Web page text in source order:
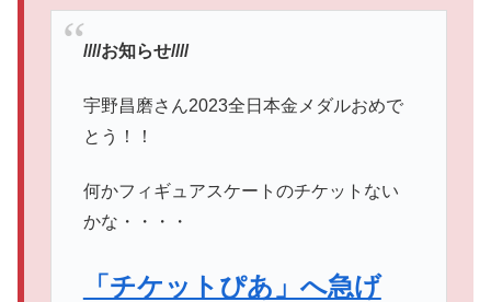
////お知らせ////
宇野昌磨さん2023全日本金メダルおめで
とう！！
何かフィギュアスケートのチケットない
かな・・・・
「チケットぴあ」へ急げ